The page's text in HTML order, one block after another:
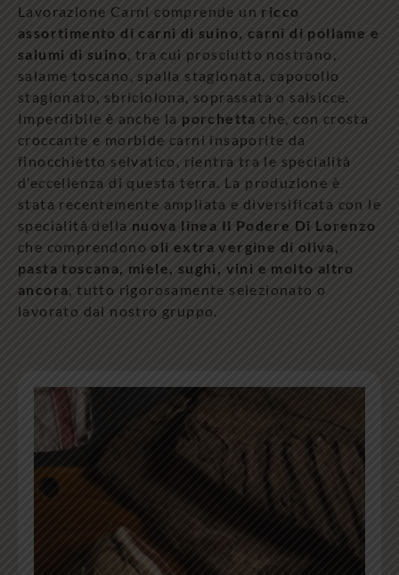
Lavorazione Carni comprende un ricco
assortimento di carni di suino, carni di pollame e
salumi di suino, tra cui prosciutto nostrano,
salame toscano, spalla stagionata, capocollo
stagionato, sbriciolona, soprassata o salsicce.
Imperdibile è anche la porchetta che, con crosta
croccante e morbide carni insaporite da
finocchietto selvatico, rientra tra le specialità
d’eccellenza di questa terra. La produzione è
stata recentemente ampliata e diversificata con le
specialità della nuova linea Il Podere Di Lorenzo
che comprendono oli extra vergine di oliva,
pasta toscana, miele, sughi, vini e molto altro
ancora, tutto rigorosamente selezionato o
lavorato dal nostro gruppo.